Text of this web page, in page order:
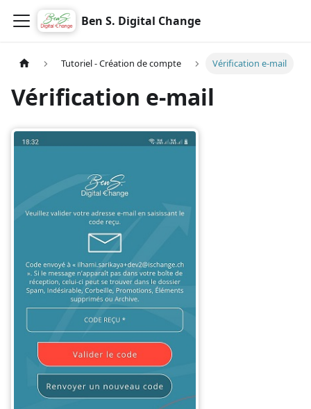
Ben S. Digital Change
Tutoriel - Création de compte Vérification e-mail
Vérification e-mail